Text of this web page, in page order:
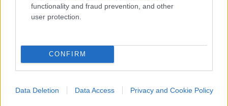
functionality and fraud prevention, and other
user protection.
CONFIRM
Data Deletion Data Access Privacy and Cookie Policy